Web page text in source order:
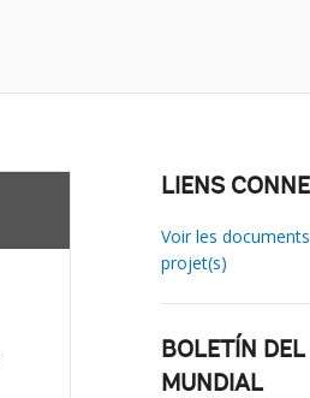
LIENS
Voir les
projet(s)
BOLETÍN
MUNDIAL